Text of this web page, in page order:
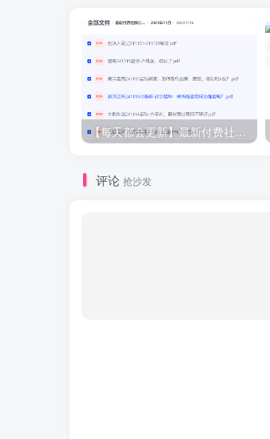
【每天都会更新】最新付费社群公众号文章
评论 抢沙发